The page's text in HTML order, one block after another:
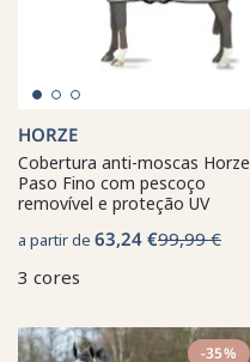
HORZE
Cobertura anti-moscas Horze
Paso Fino com pescoço
removível e proteção UV
a partir de 63,24 €99,99 €
3 cores
-35%